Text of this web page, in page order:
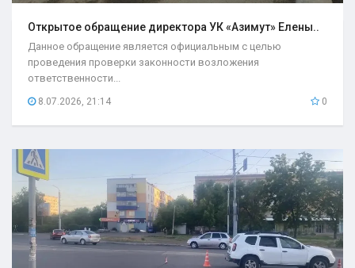
Открытое обращение директора УК «Азимут» Елены..
Данное обращение является официальным с целью
проведения проверки законности возложения
ответственности...
8.07.2026, 21:14 0